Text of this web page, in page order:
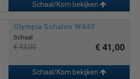
Schaal/Kom bekijken
Olympia Schalen W440
Schaal
€ 43,00 € 41,00
Schaal/Kom bekijken